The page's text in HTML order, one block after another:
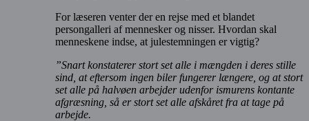
For læseren venter der en rejse med et blandet
persongalleri af mennesker og nisser. Hvordan skal
menneskene indse, at julestemningen er vigtig?
”Snart konstaterer stort set alle i mængden i deres stille
sind, at eftersom ingen biler fungerer længere, og at stort
set alle på halvøen arbejder udenfor ismurens kontante
afgræsning, så er stort set alle afskåret fra at tage på
arbejde.